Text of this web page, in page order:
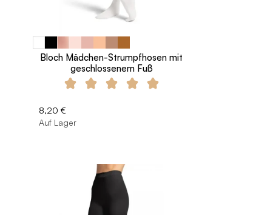
Bloch Mädchen-Strumpfhosen mit
geschlossenem Fuß
8,20 €
Auf Lager